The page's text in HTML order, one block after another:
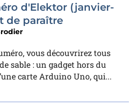
d'Elektor (janvier-
de paraître
vous découvrirez tous
sable : un gadget hors du
carte Arduino Uno, qui...